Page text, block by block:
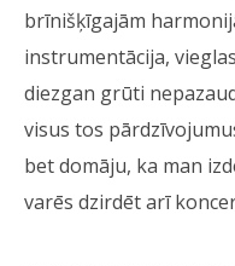
brīnišķīgajām
instrumentācija,
diezgan grūti
visus tos
bet domāju, ka man
varēs dzirdēt arī